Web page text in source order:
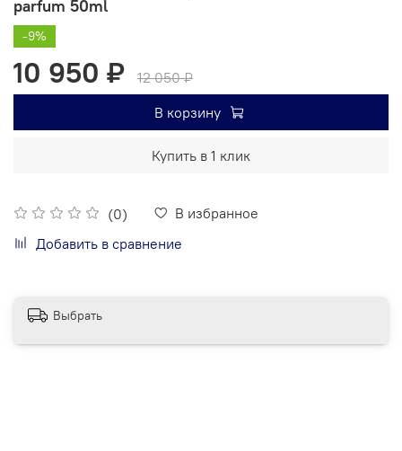
parfum 50ml
(0)
В избранное
Добавить в сравнение
-9%
10 950 ₽
12 050 ₽
В корзину
Купить в 1 клик
Выбрать